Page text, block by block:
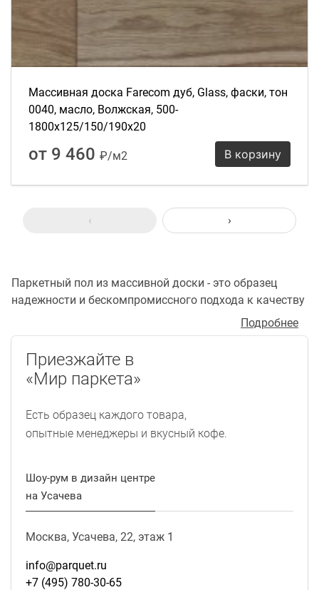
Массивная доска Farecom дуб, Glass, фаски, тон
0040, масло, Волжская, 500-
1800х125/150/190х20
от 9 460 ₽/м2 В корзину
‹ ›
Паркетный пол из массивной доски - это образец
надежности и бескомпромиссного подхода к качеству
жизни. Он настоящий, его не спутаешь ни с чем. Он
создаёт неповторимую атмосферу и приносит в дом
тепло и свет. Это лучшее свидетельство того, что в
жизни Вы крепко стоите на ногах. Если вы хотите
купить в Москве доску из массива древесины,
магазинов «МИР ПАРКЕТА» на Пречистенской
набережной 17! Здесь вы сможете выбрать
производителей. Массивная доска на сегодняшний
день - самое востребованное напольное покрытие и по
ассортимент и высокое качество нашего товара
массивной доски и принятия правильного решения.
Подробнее
Приезжайте в
«Мир паркета»
Есть образец каждого товара,
опытные менеджеры и вкусный кофе.
Шоу-рум в дизайн центре
на Усачева
Москва, Усачева, 22, этаж 1
info@parquet.ru
+7 (495) 780-30-65